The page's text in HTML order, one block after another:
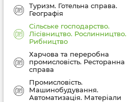
Туризм. Готельна справа.
Географія
Сільське господарство.
Лісівництво. Рослинництво.
Рибництво
Харчова та переробна
промисловість. Ресторанна
справа
Промисловість.
Машинобудування.
Автоматизація. Матеріали